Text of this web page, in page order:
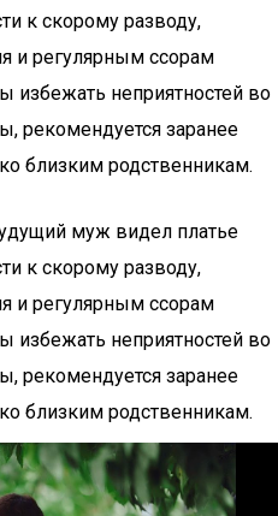
к скорому разводу,
и регулярным ссорам
неприятностей во
рекомендуется заранее
близким родственникам.
муж видел платье
к скорому разводу,
и регулярным ссорам
неприятностей во
рекомендуется заранее
близким родственникам.